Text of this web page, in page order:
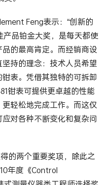
Feng表示：“创新的
产品铂金大奖，是每天都使
的最高肯定。而经销商设
持的理念：技术人员希望
表。凭借其独特的可拆卸
钳表可提供更卓越的性能
轻松地完成工作。而这仅
对各种不断变化和复杂问
的两个重要奖项，除此之
年度《Control